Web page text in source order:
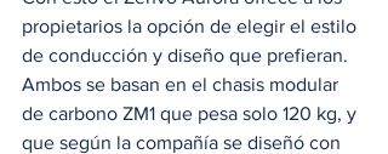
propietarios la opción de elegir el estilo
de conducción y diseño que prefieran.
Ambos se basan en el chasis modular
de carbono ZM1 que pesa solo 120 kg, y
que según la compañía se diseñó con